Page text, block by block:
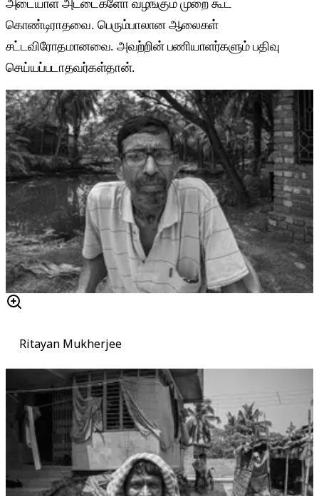
அடையாள அட்டைகளோ வழங்கும் முறை கூட
கொண்டிராதவை. பெரும்பாலான ஆலைகள்
சட்டவிரோதமானவை. அவற்றின் பணியாளர்களும் பதிவு
செய்யப்படாதவர்கள்தான்.
Ritayan Mukherjee